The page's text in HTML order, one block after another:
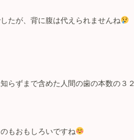
たが、背に腹は代えられませんね
らずまで含めた人間の歯の本数の３２
もおもしろいですね